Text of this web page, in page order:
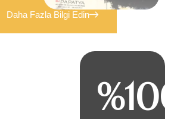
Daha Faz a Bilgi Edin
%